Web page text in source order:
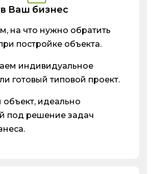
Ваш бизнес
на что нужно обратить
постройке объекта.
индивидуальное
готовый типовой проект.
идеально
под решение задач